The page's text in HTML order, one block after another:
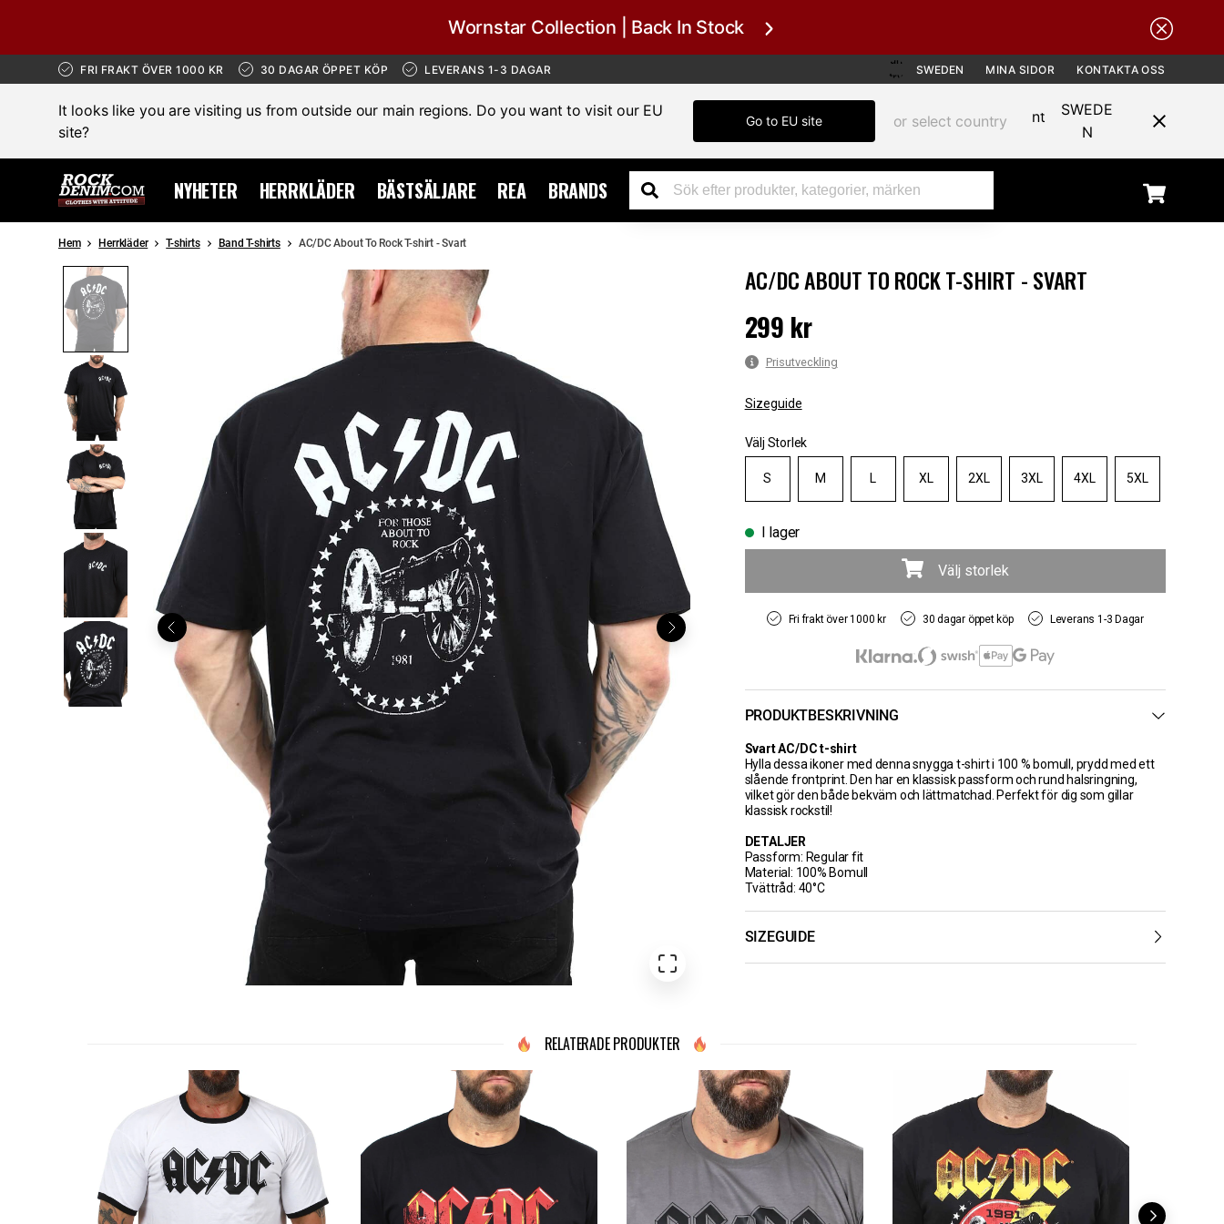
Wornstar Collection | Back In Stock
FRI FRAKT ÖVER 1000 KR 30 DAGAR ÖPPET KÖP LEVERANS 1-3 DAGAR SWEDEN MINA SIDOR KONTAKTA OSS
It looks like you are visiting us from outside our main regions. Do you want to visit our EU
site?
Go to EU site or select country
SWEDE
N
NYHETER HERRKLÄDER BÄSTSÄLJARE REA BRANDS
Hem Herrkläder T-shirts Band T-shirts AC/DC About To Rock T-shirt - Svart
AC/DC ABOUT TO ROCK T-SHIRT - SVART
Pris:299 kr
299 kr
Prisutveckling
Sizeguide
Välj Storlek
S M L XL 2XL 3XL 4XL 5XL
I lager
Välj storlek
Fri frakt över 1000 kr 30 dagar öppet köp Leverans 1-3 Dagar
PRODUKTBESKRIVNING
Svart AC/DC t-shirt
Hylla dessa ikoner med denna snygga t-shirt i 100 % bomull, prydd med ett
slående frontprint. Den har en klassisk passform och rund halsringning,
vilket gör den både bekväm och lättmatchad. Perfekt för dig som gillar
klassisk rockstil!
DETALJER
Passform: Regular fit
Material: 100% Bomull
Tvättråd: 40°C
SIZEGUIDE
RELATERADE PRODUKTER